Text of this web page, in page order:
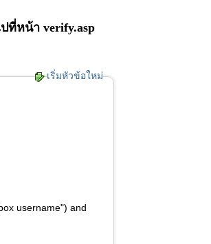
ที่หน้า verify.asp
เริ่มหัวข้อใหม่
username") and